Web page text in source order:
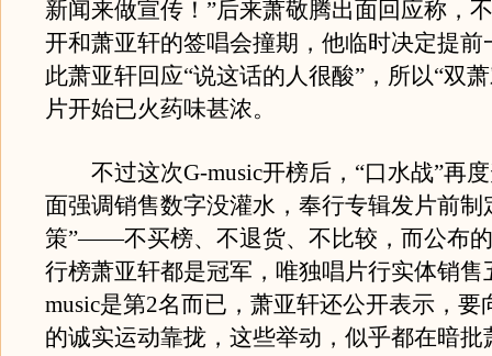
新闻来做宣传！”后来萧敬腾出面回应称，
开和萧亚轩的签唱会撞期，他临时决定提前
此萧亚轩回应“说这话的人很酸”，所以“双
片开始已火药味甚浓。
不过这次G-music开榜后，“口水战”再
面强调销售数字没灌水，奉行专辑发片前制
策”——不买榜、不退货、不比较，而公布
行榜萧亚轩都是冠军，唯独唱片行实体销售
music是第2名而已，萧亚轩还公开表示，要
的诚实运动靠拢，这些举动，似乎都在暗批